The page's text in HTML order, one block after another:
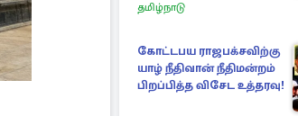
தமிழ்நாடு
கோட்டபய ராஜபக்சவிற்கு
யாழ் நீதிவான் நீதிமன்றம்
பிறப்பித்த விசேட உத்தரவு!